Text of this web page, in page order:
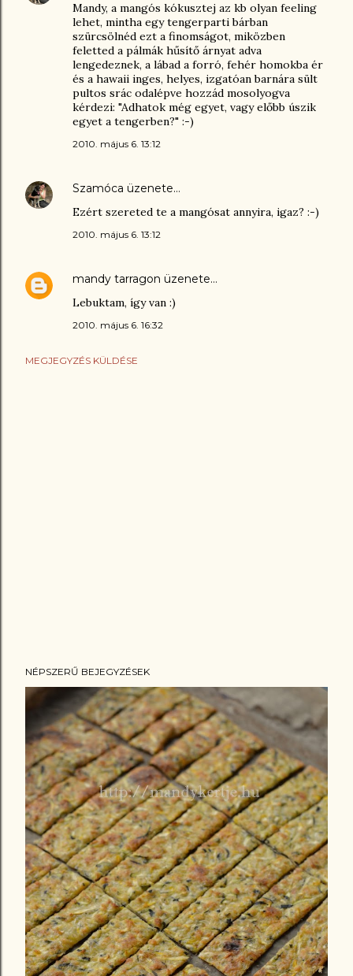
Mandy, a mangós kókusztej az kb olyan feeling
lehet, mintha egy tengerparti bárban
szürcsölnéd ezt a finomságot, miközben
feletted a pálmák hűsítő árnyat adva
lengedeznek, a lábad a forró, fehér homokba ér
és a hawaii inges, helyes, izgatóan barnára sült
pultos srác odalépve hozzád mosolyogva
kérdezi: "Adhatok még egyet, vagy előbb úszik
egyet a tengerben?" :-)
2010. május 6. 13:12
Szamóca üzenete…
Ezért szereted te a mangósat annyira, igaz? :-)
2010. május 6. 13:12
mandy tarragon üzenete…
Lebuktam, így van :)
2010. május 6. 16:32
MEGJEGYZÉS KÜLDÉSE
NÉPSZERŰ BEJEGYZÉSEK